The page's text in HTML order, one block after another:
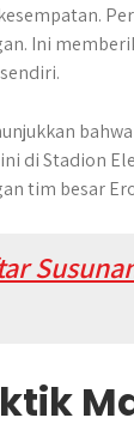
Ini
di Stadion
tim besar